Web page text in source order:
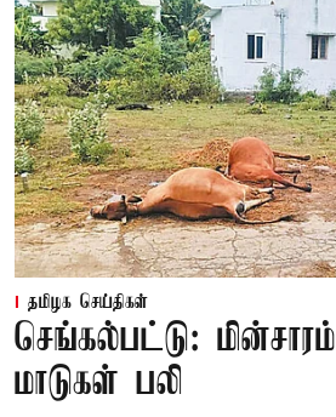
தமிழக செய்திகள்
செங்கல்பட்டு:
மாடுகள் பலி